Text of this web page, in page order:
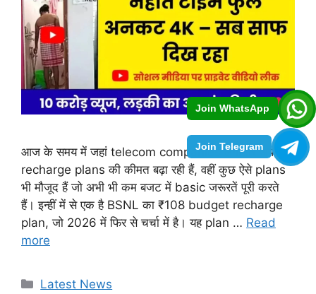
Join WhatsApp
Join Telegram
आज के समय में जहां telecom companies लगातार अपने
recharge plans की कीमत बढ़ा रही हैं, वहीं कुछ ऐसे plans
भी मौजूद हैं जो अभी भी कम बजट में basic जरूरतें पूरी करते
हैं। इन्हीं में से एक है BSNL का ₹108 budget recharge
plan, जो 2026 में फिर से चर्चा में है। यह plan … Read
more
Categories
Latest News